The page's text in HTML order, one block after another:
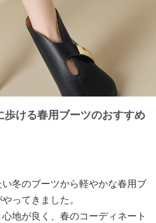
ける春用ブーツのおすすめ
冬のブーツから軽やかな春用ブ
ってきました。
地が良く、春のコーディネート